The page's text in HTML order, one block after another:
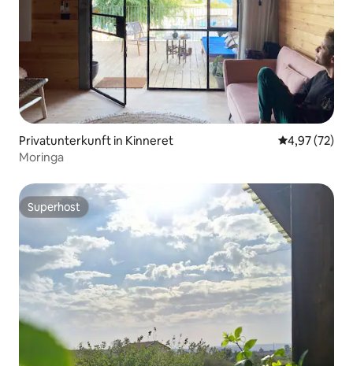
Privatunterkunft in Kinneret
4,97 (72)
Moringa
Superhost
Superhost